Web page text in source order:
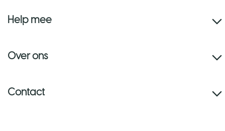
Help mee
Over ons
Contact